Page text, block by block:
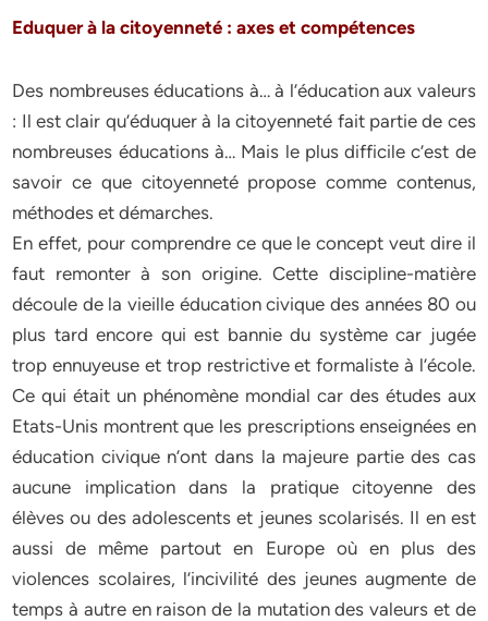
Eduquer à la citoyenneté : axes et compétences
Des nombreuses éducations à… à l’éducation aux valeurs
: Il est clair qu’éduquer à la citoyenneté fait partie de ces
nombreuses éducations à… Mais le plus difficile c’est de
savoir ce que citoyenneté propose comme contenus,
méthodes et démarches.
En effet, pour comprendre ce que le concept veut dire il
faut remonter à son origine. Cette discipline-matière
découle de la vieille éducation civique des années 80 ou
plus tard encore qui est bannie du système car jugée
trop ennuyeuse et trop restrictive et formaliste à l’école.
Ce qui était un phénomène mondial car des études aux
Etats-Unis montrent que les prescriptions enseignées en
éducation civique n’ont dans la majeure partie des cas
aucune implication dans la pratique citoyenne des
élèves ou des adolescents et jeunes scolarisés. Il en est
aussi de même partout en Europe où en plus des
violences scolaires, l’incivilité des jeunes augmente de
temps à autre en raison de la mutation des valeurs et de